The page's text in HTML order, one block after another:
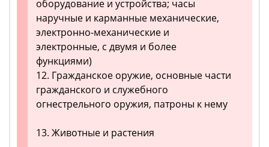
оборудование и устройства; часы
наручные и карманные механические,
электронно-механические и
электронные, с двумя и более
функциями)
12. Гражданское оружие, основные части
гражданского и служебного
огнестрельного оружия, патроны к нему
13. Животные и растения